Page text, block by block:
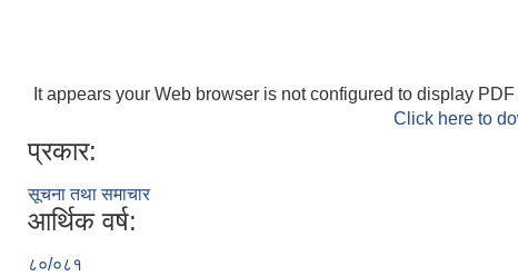
It appears your Web browser is not configured to display PDF
Click here to
प्रकार:
सूचना तथा समाचार
आर्थिक वर्ष:
८०/०८१